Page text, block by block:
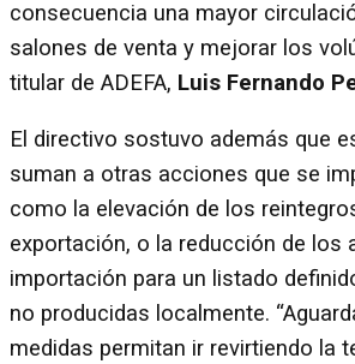
consecuencia una mayor
salones de venta y mejorar los
titular de ADEFA, Luis Fernando
El directivo sostuvo además que
suman a otras acciones que se
como la elevación de los
exportación, o la reducción de los
importación para un listado
no producidas localmente.
medidas permitan ir revirtiendo la